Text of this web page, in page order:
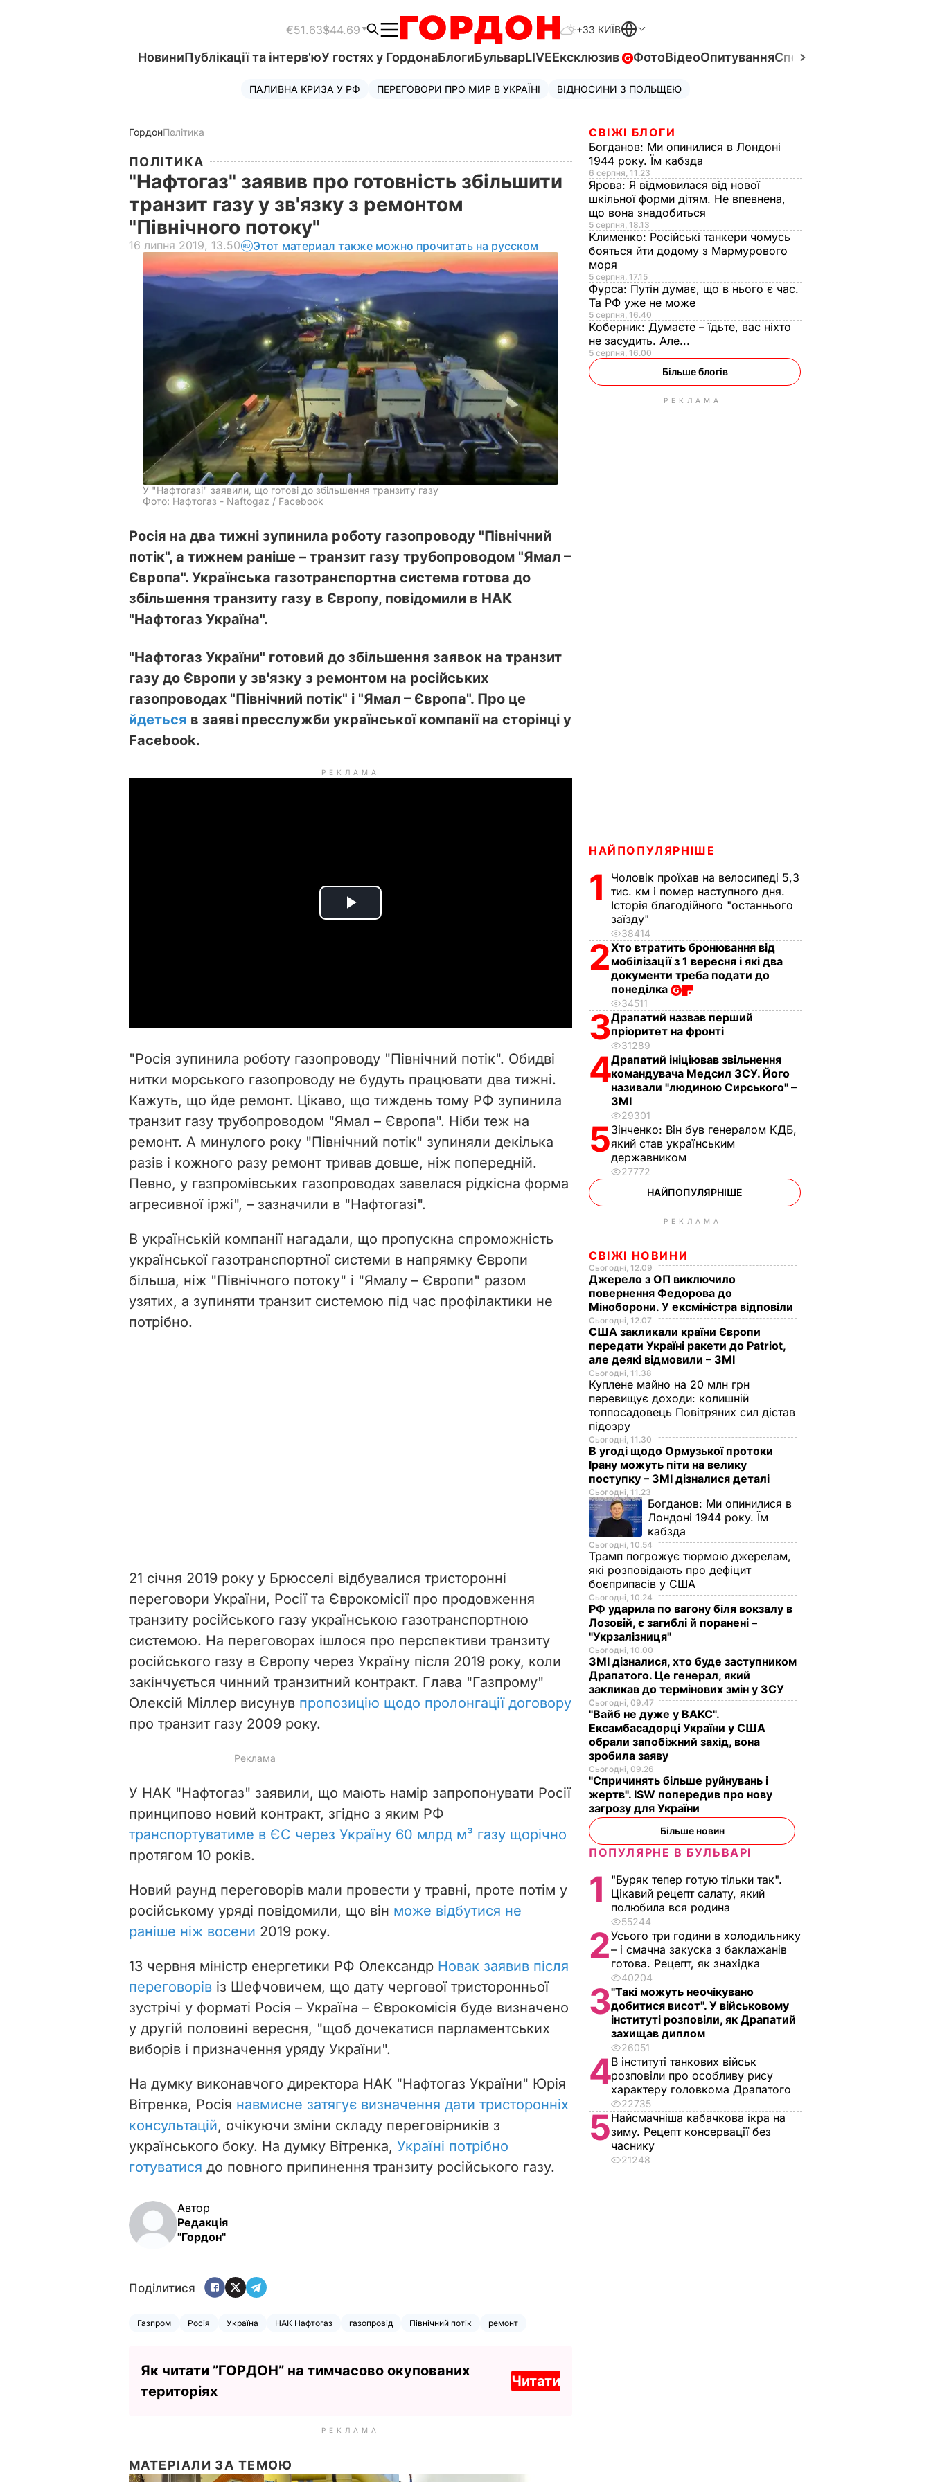
€51.63$44.69 +33 КИЇВ
НовиниПублікації та інтерв'юУ гостях у ГордонаБлогиБульварLIVEЕксклюзив ФотоВідеоОпитуванняСпецпроєкти
ПАЛИВНА КРИЗА У РФ ПЕРЕГОВОРИ ПРО МИР В УКРАЇНІ ВІДНОСИНИ З ПОЛЬЩЕЮ
ГордонПолітика
ПОЛІТИКА
"Нафтогаз" заявив про готовність збільшити
транзит газу у зв'язку з ремонтом
"Північного потоку"
16 липня 2019, 13.50 Этот материал также можно прочитать на русском
У "Нафтогазі" заявили, що готові до збільшення транзиту газу
Фото: Нафтогаз - Naftogaz / Facebook
Росія на два тижні зупинила роботу газопроводу "Північний
потік", а тижнем раніше – транзит газу трубопроводом "Ямал –
Європа". Українська газотранспортна система готова до
збільшення транзиту газу в Європу, повідомили в НАК
"Нафтогаз Україна".
"Нафтогаз України" готовий до збільшення заявок на транзит
газу до Європи у зв'язку з ремонтом на російських
газопроводах "Північний потік" і "Ямал – Європа". Про це
йдеться в заяві пресслужби української компанії на сторінці у
Facebook.
РЕКЛАМА
P
i
d
e
o
"Росія зупинила роботу газопроводу "Північний потік". Обидві
нитки морського газопроводу не будуть працювати два тижні.
Кажуть, що йде ремонт. Цікаво, що тиждень тому РФ зупинила
транзит газу трубопроводом "Ямал – Європа". Ніби теж на
ремонт. А минулого року "Північний потік" зупиняли декілька
разів і кожного разу ремонт тривав довше, ніж попередній.
Певно, у газпромівських газопроводах завелася рідкісна форма
агресивної іржі", – зазначили в "Нафтогазі".
В українській компанії нагадали, що пропускна спроможність
української газотранспортної системи в напрямку Європи
більша, ніж "Північного потоку" і "Ямалу – Європи" разом
узятих, а зупиняти транзит системою під час профілактики не
потрібно.
21 січня 2019 року у Брюсселі відбувалися тристоронні
переговори України, Росії та Єврокомісії про продовження
транзиту російського газу українською газотранспортною
системою. На переговорах ішлося про перспективи транзиту
російського газу в Європу через Україну після 2019 року, коли
закінчується чинний транзитний контракт. Глава "Газпрому"
Олексій Міллер висунув пропозицію щодо пролонгації договору
про транзит газу 2009 року.
У НАК "Нафтогаз" заявили, що мають намір запропонувати Росії
принципово новий контракт, згідно з яким РФ
транспортуватиме в ЄС через Україну 60 млрд м³ газу щорічно
протягом 10 років.
Новий раунд переговорів мали провести у травні, проте потім у
російському уряді повідомили, що він може відбутися не
раніше ніж восени 2019 року.
13 червня міністр енергетики РФ Олександр Новак заявив після
переговорів із Шефчовичем, що дату чергової тристоронньої
зустрічі у форматі Росія – Україна – Єврокомісія буде визначено
у другій половині вересня, "щоб дочекатися парламентських
виборів і призначення уряду України".
На думку виконавчого директора НАК "Нафтогаз України" Юрія
Вітренка, Росія навмисне затягує визначення дати тристоронніх
консультацій, очікуючи зміни складу переговірників з
українського боку. На думку Вітренка, Україні потрібно
готуватися до повного припинення транзиту російського газу.
Автор
Редакція
"Гордон"
Поділитися
Газпром Росія Україна НАК Нафтогаз газопровід Північний потік ремонт
Як читати ”ГОРДОН” на тимчасово окупованих
територіях
Читати
РЕКЛАМА
МАТЕРІАЛИ ЗА ТЕМОЮ
СВІЖІ БЛОГИ
Богданов: Ми опинилися в Лондоні
1944 року. Їм кабзда
6 серпня, 11.23
Ярова: Я відмовилася від нової
шкільної форми дітям. Не впевнена,
що вона знадобиться
5 серпня, 18.13
Клименко: Російські танкери чомусь
бояться йти додому з Мармурового
моря
5 серпня, 17.15
Фурса: Путін думає, що в нього є час.
Та РФ уже не може
5 серпня, 16.40
Коберник: Думаєте – їдьте, вас ніхто
не засудить. Але...
5 серпня, 16.00
Більше блогів
РЕКЛАМА
НАЙПОПУЛЯРНІШЕ
1
Чоловік проїхав на велосипеді 5,3
тис. км і помер наступного дня.
Історія благодійного "останнього
заїзду"
38414
2Хто втратить бронювання від
мобілізації з 1 вересня і які два
документи треба подати до
понеділка
34511
3Драпатий назвав перший
пріоритет на фронті
31289
4Драпатий ініціював звільнення
командувача Медсил ЗСУ. Його
називали "людиною Сирського" –
ЗМІ
29301
5Зінченко: Він був генералом КДБ,
який став українським
державником
27772
НАЙПОПУЛЯРНІШЕ
РЕКЛАМА
СВІЖІ НОВИНИ
Сьогодні, 12.09
Джерело з ОП виключило
повернення Федорова до
Міноборони. У ексміністра відповіли
Сьогодні, 12.07
США закликали країни Європи
передати Україні ракети до Patriot,
але деякі відмовили – ЗМІ
Сьогодні, 11.38
Куплене майно на 20 млн грн
перевищує доходи: колишній
топпосадовець Повітряних сил дістав
підозру
Сьогодні, 11.30
В угоді щодо Ормузької протоки
Ірану можуть піти на велику
поступку – ЗМІ дізналися деталі
Сьогодні, 11.23
Богданов: Ми опинилися в
Лондоні 1944 року. Їм
кабзда
Сьогодні, 10.54
Трамп погрожує тюрмою джерелам,
які розповідають про дефіцит
боєприпасів у США
Сьогодні, 10.24
РФ ударила по вагону біля вокзалу в
Лозовій, є загиблі й поранені –
"Укрзалізниця"
Сьогодні, 10.00
ЗМІ дізналися, хто буде заступником
Драпатого. Це генерал, який
закликав до термінових змін у ЗСУ
Сьогодні, 09.47
"Вайб не дуже у ВАКС".
Ексамбасадорці України у США
обрали запобіжний захід, вона
зробила заяву
Сьогодні, 09.26
"Спричинять більше руйнувань і
жертв". ISW попередив про нову
загрозу для України
Більше новин
ПОПУЛЯРНЕ В БУЛЬВАРІ
1
"Буряк тепер готую тільки так".
Цікавий рецепт салату, який
полюбила вся родина
55244
2Усього три години в холодильнику
– і смачна закуска з баклажанів
готова. Рецепт, як знахідка
40204
3"Такі можуть неочікувано
добитися висот". У військовому
інституті розповіли, як Драпатий
захищав диплом
26051
4В інституті танкових військ
розповіли про особливу рису
характеру головкома Драпатого
22735
5Найсмачніша кабачкова ікра на
зиму. Рецепт консервації без
часнику
21248